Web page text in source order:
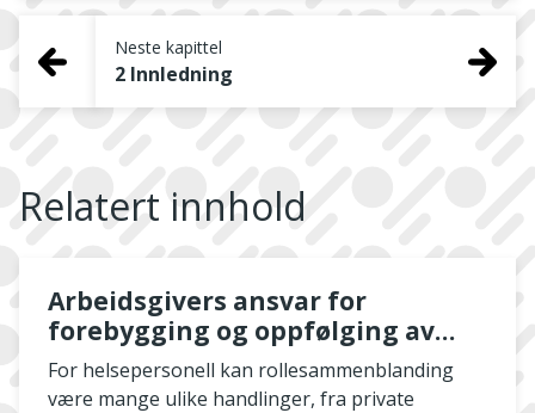
Neste kapittel
2 Innledning
Relatert innhold
Arbeidsgivers ansvar for
forebygging og oppfølging av
rollesammenblanding
For helsepersonell kan rollesammenblanding
være mange ulike handlinger, fra private